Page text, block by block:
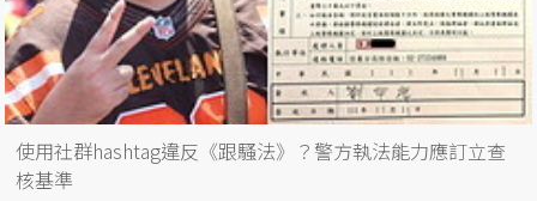
使用社群hashtag違反《跟騷法》？警方執法能力應訂立查
核基準